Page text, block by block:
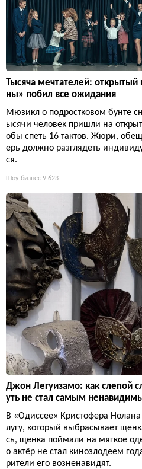
Тысяча мечтателей: открытый
ны» побил все ожидания
Мюзикл о подростковом бунте
ысячи человек пришли на
обы спеть 16 тактов. Жюри,
ерь должно разглядеть
ся.
Шоу-бизнес 9 623
Джон Легуизамо: как слепой
уть не стал самым
В «Одиссее» Кристофера Нолана
лугу, который выбрасывает
сь, щенка поймали на мягкое
о актёр не стал кинозлодеем
рители его возненавидят.